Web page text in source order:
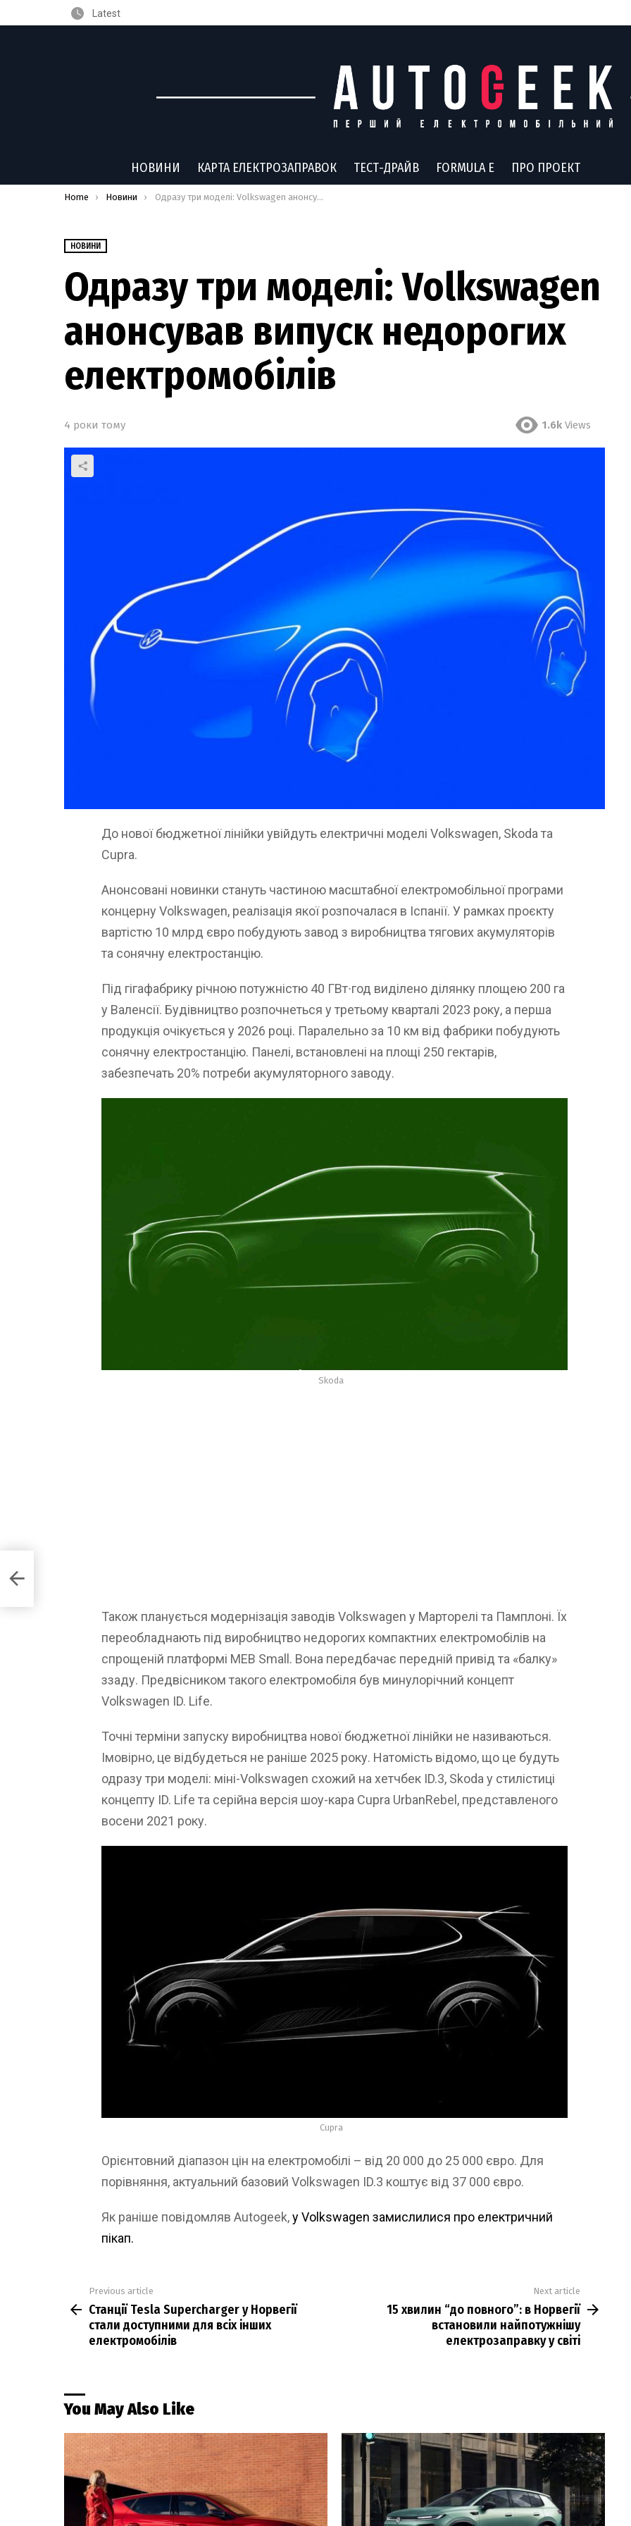
Latest
НОВИНИ КАРТА ЕЛЕКТРОЗАПРАВОК ТЕСТ-ДРАЙВ FORMULA E ПРО ПРОЕКТ
You are here:
Home Новини Одразу три моделі: Volkswagen анонсував випуск недорогих електромобілів
НОВИНИ
Одразу три моделі: Volkswagen
анонсував випуск недорогих
електромобілів
4 роки тому 1.6k Views
До нової бюджетної лінійки увійдуть електричні моделі Volkswagen, Skoda та
Cupra.
Анонсовані новинки стануть частиною масштабної електромобільної програми
концерну Volkswagen, реалізація якої розпочалася в Іспанії. У рамках проєкту
вартістю 10 млрд євро побудують завод з виробництва тягових акумуляторів
та сонячну електростанцію.
Під гігафабрику річною потужністю 40 ГВт∙год виділено ділянку площею 200 га
у Валенсії. Будівництво розпочнеться у третьому кварталі 2023 року, а перша
продукція очікується у 2026 році. Паралельно за 10 км від фабрики побудують
сонячну електростанцію. Панелі, встановлені на площі 250 гектарів,
забезпечать 20% потреби акумуляторного заводу.
Skoda
Також планується модернізація заводів Volkswagen у Марторелі та Памплоні. Їх
переобладнають під виробництво недорогих компактних електромобілів на
спрощеній платформі MEB Small. Вона передбачає передній привід та «балку»
ззаду. Предвісником такого електромобіля був минулорічний концепт
Volkswagen ID. Life.
Точні терміни запуску виробництва нової бюджетної лінійки не називаються.
Імовірно, це відбудеться не раніше 2025 року. Натомість відомо, що це будуть
одразу три моделі: міні-Volkswagen схожий на хетчбек ID.3, Skoda у стилістиці
концепту ID. Life та серійна версія шоу-кара Cupra UrbanRebel, представленого
восени 2021 року.
Cupra
Орієнтовний діапазон цін на електромобілі – від 20 000 до 25 000 євро. Для
порівняння, актуальний базовий Volkswagen ID.3 коштує від 37 000 євро.
Як раніше повідомляв Autogeek,у Volkswagen замислилися про електричний
пікап.
more
Previous article
Станції Tesla Supercharger у Норвегії
стали доступними для всіх інших
електромобілів
Next article
15 хвилин “до повного”: в Норвегії
встановили найпотужнішу
електрозаправку у світі
You May Also Like